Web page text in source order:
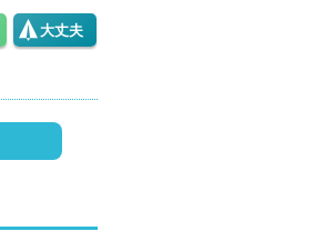
大丈夫